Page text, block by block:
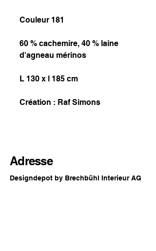
Couleur 181
60 % cachemire, 40 % laine
d'agneau mérinos
L 130 x l 185 cm
Création : Raf Simons
Adresse
Designdepot by Brechbühl Interieur AG